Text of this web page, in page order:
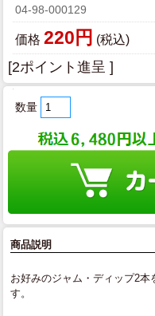
04-98-000129
価格 220円 (税込)
[2ポイント進呈 ]
数量
商品説明
お好みのジャム・ディップ2
す。